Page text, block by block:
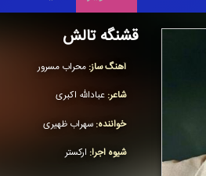
قشنگه تالش
آهنگ ساز: محراب مسرور
شاعر: عبادالله اكبری
خواننده: سهراب ظهیری
شیوه اجرا: اركستر